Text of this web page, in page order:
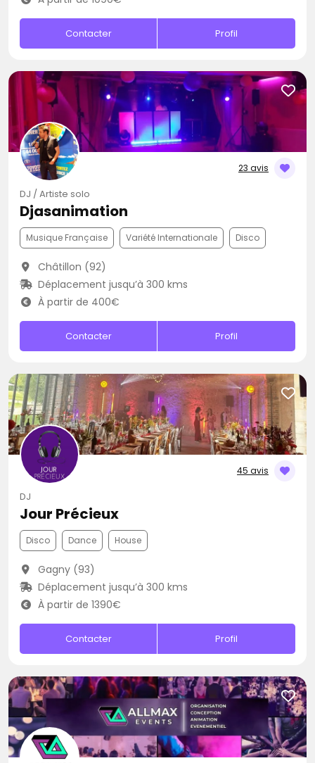
Contacter Profil
23 avis
DJ / Artiste solo
Djasanimation
Musique Française Variété Internationale Disco
Châtillon (92)
Déplacement jusqu’à 300 kms
À partir de 400€
Contacter Profil
45 avis
DJ
Jour Précieux
Disco Dance House
Gagny (93)
Déplacement jusqu’à 300 kms
À partir de 1390€
Contacter Profil